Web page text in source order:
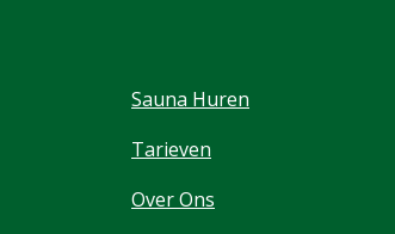
Sauna Huren
Tarieven
Over Ons